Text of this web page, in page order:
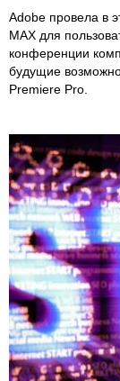
Adobe провела в
MAX для
конференции
будущие
Premiere Pro.